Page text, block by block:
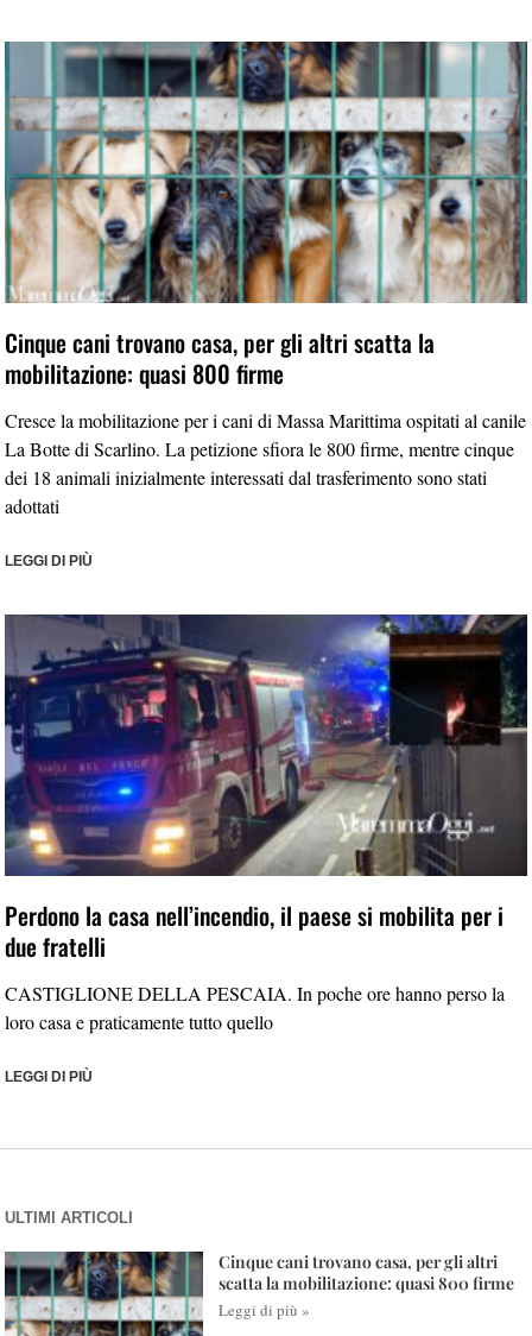
Cinque cani trovano casa, per gli altri scatta la
mobilitazione: quasi 800 firme
Cresce la mobilitazione per i cani di Massa Marittima ospitati al canile
La Botte di Scarlino. La petizione sfiora le 800 firme, mentre cinque
dei 18 animali inizialmente interessati dal trasferimento sono stati
adottati
LEGGI DI PIÙ
Perdono la casa nell’incendio, il paese si mobilita per i
due fratelli
CASTIGLIONE DELLA PESCAIA. In poche ore hanno perso la
loro casa e praticamente tutto quello
LEGGI DI PIÙ
ULTIMI ARTICOLI
Cinque cani trovano casa, per gli altri
scatta la mobilitazione: quasi 800 firme
Leggi di più »